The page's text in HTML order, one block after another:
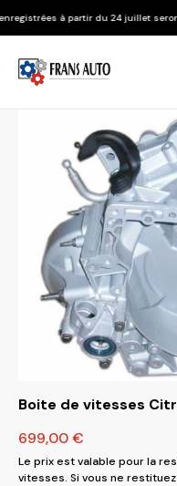
du 24 juillet seront livrées à partir
Boite de vitesses
699,00€
Le prix est valable pour la
vitesses. Si vous ne